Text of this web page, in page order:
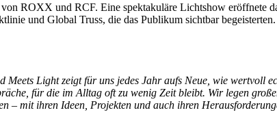
ROXX und RCF. Eine spektakuläre Lichtshow eröffnete
und Global Truss, die das Publikum sichtbar begeisterten.
Meets Light zeigt für uns jedes Jahr aufs Neue, wie wertvoll
für die im Alltag oft zu wenig Zeit bleibt. Wir legen
– mit ihren Ideen, Projekten und auch ihren